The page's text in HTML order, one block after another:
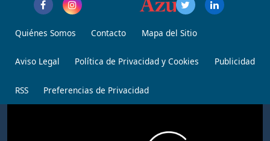
Quiénes Somos Contacto Mapa del Sitio
Aviso Legal Política de Privacidad y Cookies Publicidad
RSS Preferencias de Privacidad